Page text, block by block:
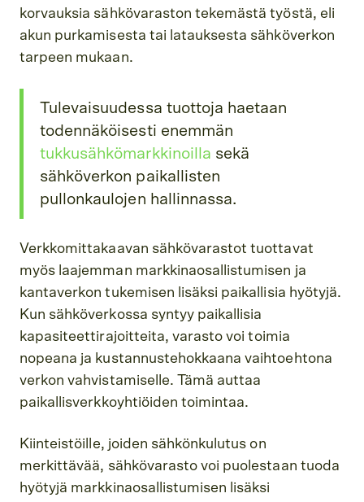
korvauksia sähkövaraston tekemästä työstä, eli
akun purkamisesta tai latauksesta sähköverkon
tarpeen mukaan.
Tulevaisuudessa tuottoja haetaan
todennäköisesti enemmän
tukkusähkömarkkinoilla sekä
sähköverkon paikallisten
pullonkaulojen hallinnassa.
Verkkomittakaavan sähkövarastot tuottavat
myös laajemman markkinaosallistumisen ja
kantaverkon tukemisen lisäksi paikallisia hyötyjä.
Kun sähköverkossa syntyy paikallisia
kapasiteettirajoitteita, varasto voi toimia
nopeana ja kustannustehokkaana vaihtoehtona
verkon vahvistamiselle. Tämä auttaa
paikallisverkkoyhtiöiden toimintaa.
Kiinteistöille, joiden sähkönkulutus on
merkittävää, sähkövarasto voi puolestaan tuoda
hyötyjä markkinaosallistumisen lisäksi